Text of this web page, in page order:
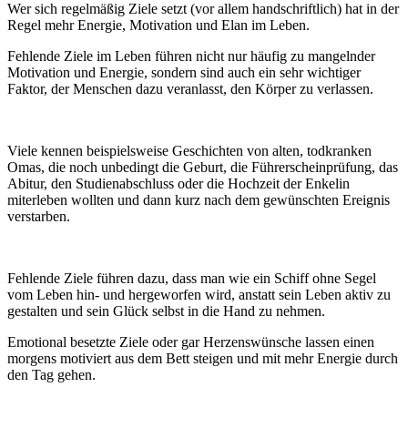
Wer sich regelmäßig Ziele setzt (vor allem handschriftlich) hat in der
Regel mehr Energie, Motivation und Elan im Leben.
Fehlende Ziele im Leben führen nicht nur häufig zu mangelnder
Motivation und Energie, sondern sind auch ein sehr wichtiger
Faktor, der Menschen dazu veranlasst, den Körper zu verlassen.
Viele kennen beispielsweise Geschichten von alten, todkranken
Omas, die noch unbedingt die Geburt, die Führerscheinprüfung, das
Abitur, den Studienabschluss oder die Hochzeit der Enkelin
miterleben wollten und dann kurz nach dem gewünschten Ereignis
verstarben.
Fehlende Ziele führen dazu, dass man wie ein Schiff ohne Segel
vom Leben hin- und hergeworfen wird, anstatt sein Leben aktiv zu
gestalten und sein Glück selbst in die Hand zu nehmen.
Emotional besetzte Ziele oder gar Herzenswünsche lassen einen
morgens motiviert aus dem Bett steigen und mit mehr Energie durch
den Tag gehen.